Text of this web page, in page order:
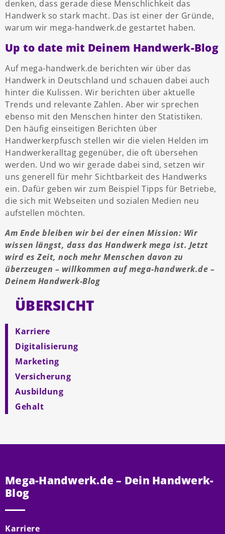
denken, dass gerade diese Menschlichkeit das
Handwerk so stark macht. Das ist einer der Gründe,
warum wir mega-handwerk.de gestartet haben.
Up to date mit Deinem Handwerk-Blog
Auf mega-handwerk.de berichten wir über das
Handwerk in Deutschland und schauen dabei auch
hinter die Kulissen. Wir berichten über aktuelle
Trends und relevante Zahlen. Aber wir sprechen
ebenso mit den Menschen hinter den Statistiken.
Den häufig einseitigen Berichten über
Handwerkerpfusch stellen wir die vielen Helden im
Handwerkeralltag gegenüber, die oft übersehen
werden. Und wo wir gerade dabei sind, setzen wir
uns generell für mehr Sichtbarkeit des Handwerks
ein. Dafür geben wir zum Beispiel Tipps für Betriebe,
die sich mit Webseiten und sozialen Medien neu
aufstellen möchten.
Am Ende bleiben wir bei der einen Mission: Wir
wissen längst, dass das Handwerk mega ist. Jetzt
wird es Zeit, noch mehr Menschen davon zu
überzeugen – willkommen auf mega-handwerk.de –
Deinem Handwerk-Blog
ÜBERSICHT
Karriere
Digitalisierung
Marketing
Versicherung
Ausbildung
Gehalt
Mega-Handwerk.de – Dein Handwerk-
Blog
Karriere